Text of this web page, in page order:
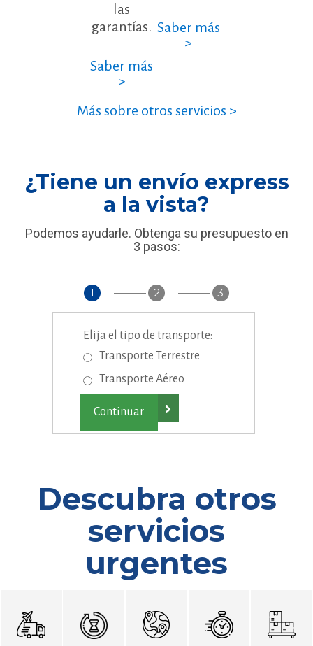
las
garantías.
Saber más
>
Saber más
>
Más sobre otros servicios >
¿Tiene un envío express
a la vista?
Podemos ayudarle. Obtenga su presupuesto en
3 pasos:
1 2 3
Elija el tipo de transporte:
Transporte Terrestre
Transporte Aéreo

Descubra otros
servicios
urgentes